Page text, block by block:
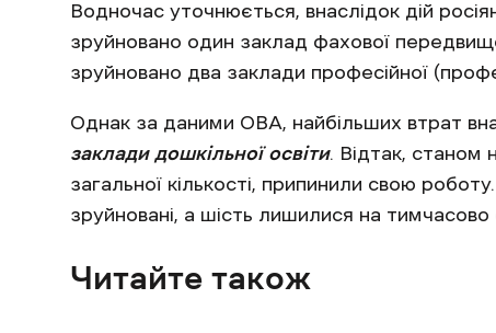
Водночас уточнюється, внаслідок дій
зруйновано один заклад фахової
зруйновано два заклади професійної
Однак за даними ОВА, найбільших втрат
заклади дошкільної освіти. Відтак, станом
загальної кількості, припинили свою
зруйновані, а шість лишилися на
Читайте також